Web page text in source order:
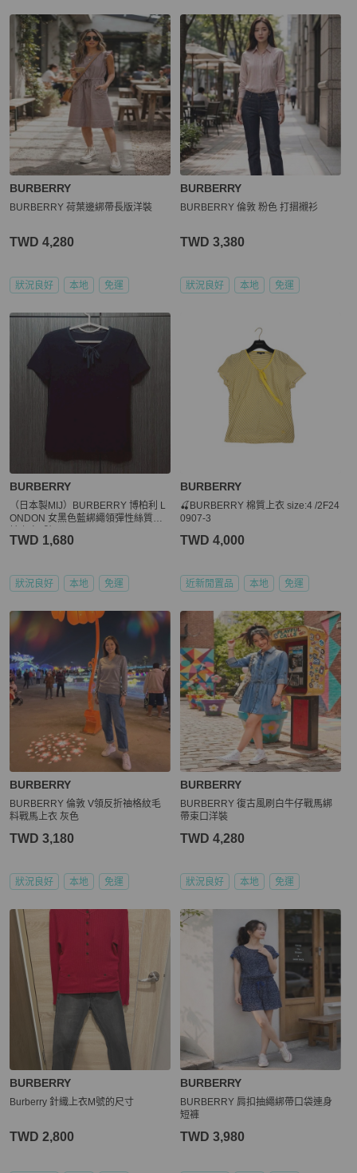
BURBERRY
BURBERRY 荷葉邊綁帶長版洋裝
TWD 4,280
狀況良好 本地 免運
BURBERRY
BURBERRY 倫敦 粉色 打摺襯衫
TWD 3,380
狀況良好 本地 免運
BURBERRY
（日本製MIJ）BURBERRY 博柏利 L
ONDON 女黑色藍綁繩領彈性絲質短
TWD 1,680
狀況良好 本地 免運
BURBERRY
🍒BURBERRY 棉質上衣 size:4 /2F24
0907-3
TWD 4,000
近新閒置品 本地 免運
BURBERRY
BURBERRY 倫敦 V領反折䄂格紋毛
料戰馬上衣 灰色
TWD 3,180
狀況良好 本地 免運
BURBERRY
BURBERRY 復古風刷白牛仔戰馬綁
帶束口洋裝
TWD 4,280
狀況良好 本地 免運
BURBERRY
Burberry 針織上衣M號的尺寸
TWD 2,800
BURBERRY
BURBERRY 肩扣抽繩綁帶口袋連身
短褲
TWD 3,980